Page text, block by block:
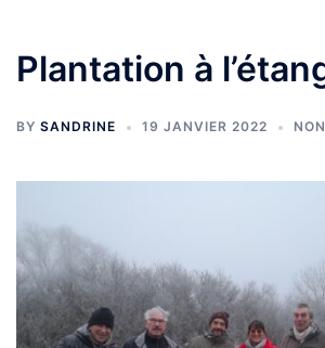
Plantation à
BY SANDRINE 19 JANVIER 2022